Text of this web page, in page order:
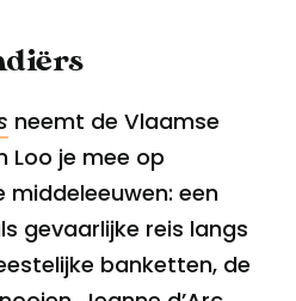
neemt de Vlaamse
Loo je mee op
een
gevaarlijke reis langs
banketten, de